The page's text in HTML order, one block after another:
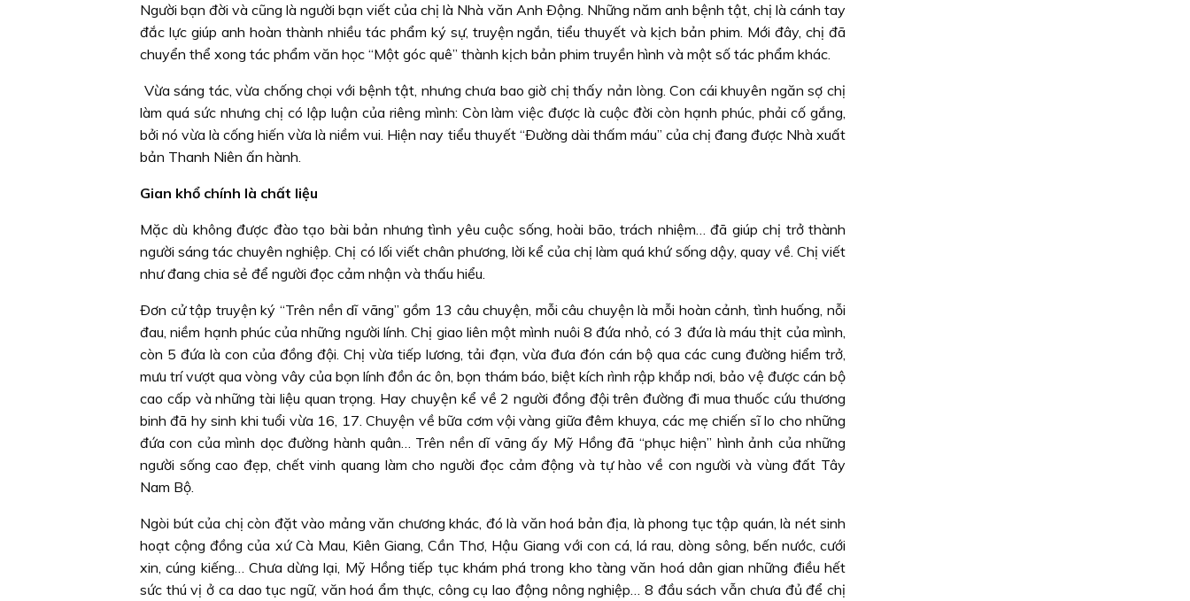
Người bạn đời và cũng là người bạn viết của chị là Nhà văn Anh Ðộng. Những năm anh bệnh tật, chị là cánh tay
đắc lực giúp anh hoàn thành nhiều tác phẩm ký sự, truyện ngắn, tiểu thuyết và kịch bản phim. Mới đây, chị đã
chuyển thể xong tác phẩm văn học “Một góc quê” thành kịch bản phim truyền hình và một số tác phẩm khác.
Vừa sáng tác, vừa chống chọi với bệnh tật, nhưng chưa bao giờ chị thấy nản lòng. Con cái khuyên ngăn sợ chị
làm quá sức nhưng chị có lập luận của riêng mình: Còn làm việc được là cuộc đời còn hạnh phúc, phải cố gắng,
bởi nó vừa là cống hiến vừa là niềm vui. Hiện nay tiểu thuyết “Ðường dài thấm máu” của chị đang được Nhà xuất
bản Thanh Niên ấn hành.
Gian khổ chính là chất liệu
Mặc dù không được đào tạo bài bản nhưng tình yêu cuộc sống, hoài bão, trách nhiệm… đã giúp chị trở thành
người sáng tác chuyên nghiệp. Chị có lối viết chân phương, lời kể của chị làm quá khứ sống dậy, quay về. Chị viết
như đang chia sẻ để người đọc cảm nhận và thấu hiểu.
Ðơn cử tập truyện ký “Trên nền dĩ vãng” gồm 13 câu chuyện, mỗi câu chuyện là mỗi hoàn cảnh, tình huống, nỗi
đau, niềm hạnh phúc của những người lính. Chị giao liên một mình nuôi 8 đứa nhỏ, có 3 đứa là máu thịt của mình,
còn 5 đứa là con của đồng đội. Chị vừa tiếp lương, tải đạn, vừa đưa đón cán bộ qua các cung đường hiểm trở,
mưu trí vượt qua vòng vây của bọn lính đồn ác ôn, bọn thám báo, biệt kích rình rập khắp nơi, bảo vệ được cán bộ
cao cấp và những tài liệu quan trọng. Hay chuyện kể về 2 người đồng đội trên đường đi mua thuốc cứu thương
binh đã hy sinh khi tuổi vừa 16, 17. Chuyện về bữa cơm vội vàng giữa đêm khuya, các mẹ chiến sĩ lo cho những
đứa con của mình dọc đường hành quân… Trên nền dĩ vãng ấy Mỹ Hồng đã “phục hiện” hình ảnh của những
người sống cao đẹp, chết vinh quang làm cho người đọc cảm động và tự hào về con người và vùng đất Tây
Nam Bộ.
Ngòi bút của chị còn đặt vào mảng văn chương khác, đó là văn hoá bản địa, là phong tục tập quán, là nét sinh
hoạt cộng đồng của xứ Cà Mau, Kiên Giang, Cần Thơ, Hậu Giang với con cá, lá rau, dòng sông, bến nước, cưới
xin, cúng kiếng… Chưa dừng lại, Mỹ Hồng tiếp tục khám phá trong kho tàng văn hoá dân gian những điều hết
sức thú vị ở ca dao tục ngữ, văn hoá ẩm thực, công cụ lao động nông nghiệp… 8 đầu sách vẫn chưa đủ để chị